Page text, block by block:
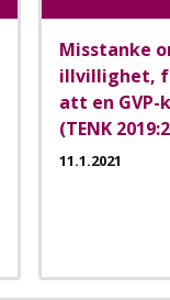
Misstanke
illvillighet,
att en
(TENK
11.1.2021